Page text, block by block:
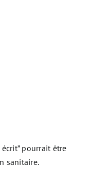
pourrait être
sanitaire.